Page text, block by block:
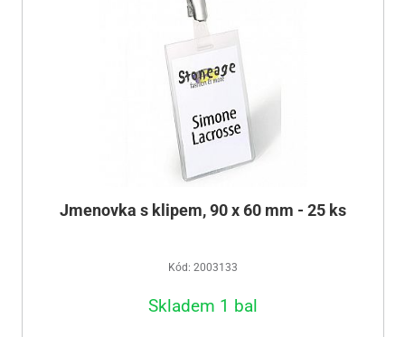
Jmenovka s klipem, 90 x 60 mm - 25 ks
Kód: 2003133
Skladem 1 bal